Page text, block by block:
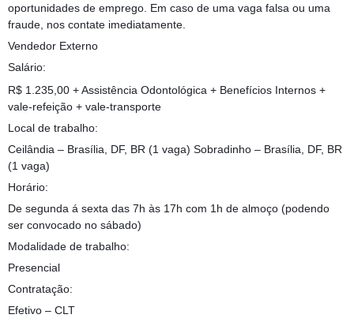
oportunidades de emprego. Em caso de uma vaga falsa ou uma
fraude, nos contate imediatamente.
Vendedor Externo
Salário:
R$ 1.235,00 + Assistência Odontológica + Benefícios Internos +
vale-refeição + vale-transporte
Local de trabalho:
Ceilândia – Brasília, DF, BR (1 vaga) Sobradinho – Brasília, DF, BR
(1 vaga)
Horário:
De segunda á sexta das 7h às 17h com 1h de almoço (podendo
ser convocado no sábado)
Modalidade de trabalho:
Presencial
Contratação:
Efetivo – CLT